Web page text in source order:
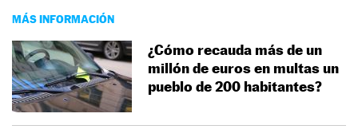
MÁS INFORMACIÓN
¿Cómo recauda más de un
millón de euros en multas un
pueblo de 200 habitantes?